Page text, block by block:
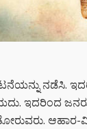
ನಡೆಸಿ. ಇದರ
ಇದರಿಂದ
ಆಹಾರ-